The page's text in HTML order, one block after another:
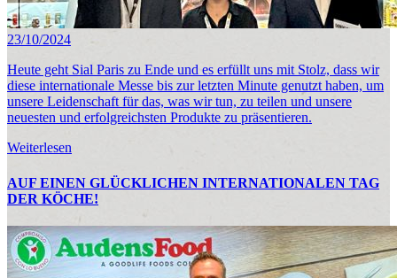
23/10/2024
Heute geht Sial Paris zu Ende und es erfüllt uns mit Stolz, dass wir
diese internationale Messe bis zur letzten Minute genutzt haben, um
unsere Leidenschaft für das, was wir tun, zu teilen und unsere
neuesten und erfolgreichsten Produkte zu präsentieren.
Weiterlesen
AUF EINEN GLÜCKLICHEN INTERNATIONALEN TAG
DER KÖCHE!